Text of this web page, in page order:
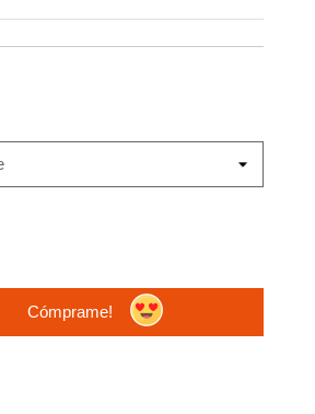
Cómprame!